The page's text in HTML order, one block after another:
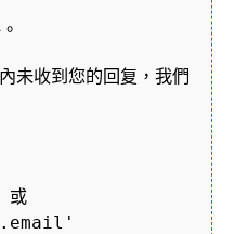
未收到您的回复，我們
或